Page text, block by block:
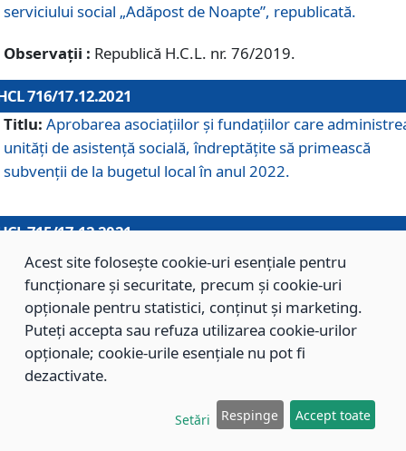
serviciului social „Adăpost de Noapte”, republicată.
Observații : Republică H.C.L. nr. 76/2019.
716/17.12.2021
Titlu: Aprobarea asociaţiilor şi fundaţiilor care
unităţi de asistenţă socială, îndreptăţite să primească
subvenţii de la bugetul local în anul 2022.
715/17.12.2021
Titlu: Aprobarea Planului de acţiuni sau lucrări de interes
local pentru anul 2022.
714/17.12.2021
Titlu: Modificarea Anexei la H.C.L. nr. 709/2020 privind
aprobarea Regulamentului de Organizare şi Funcţionare
Direcţiei de Asistenţă Socială Braşov.
Acest site folosește cookie-uri esențiale pentru
funcționare și securitate, precum și cookie-uri
opționale pentru statistici, conținut și marketing.
Puteți accepta sau refuza utilizarea cookie-urilor
opționale; cookie-urile esențiale nu pot fi
dezactivate.
Setări Respinge Accept toate